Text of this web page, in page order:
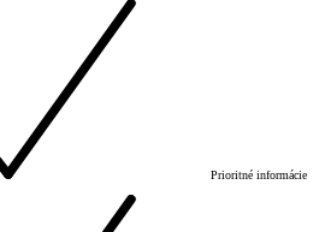
Prioritné informácie